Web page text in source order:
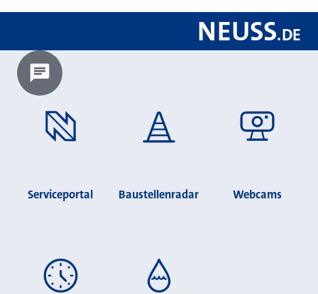
NEUSS.DE
Chatbot laden?
Serviceportal Baustellenradar Webcams